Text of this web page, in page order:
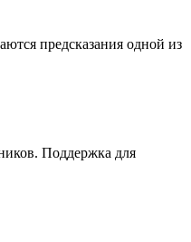
предсказания одной из
Поддержка для